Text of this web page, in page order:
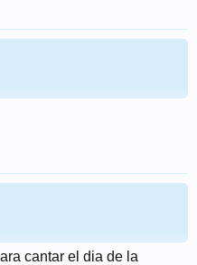
cantar el dia de la